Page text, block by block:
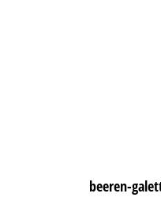
beeren-